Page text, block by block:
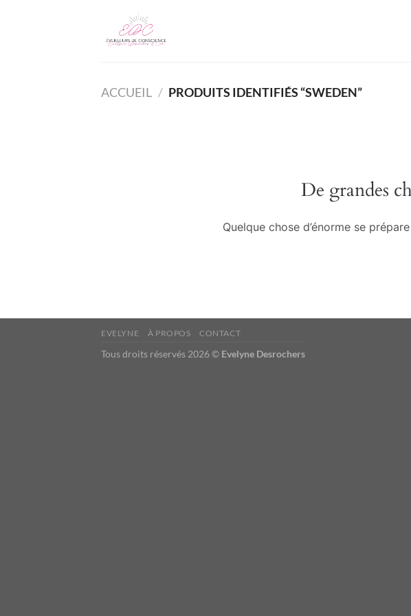
ACCUEIL / PRODUITS IDENTIFIÉS “SWEDEN”
De grandes
Quelque chose d’énorme se
EVELYNE À PROPOS CONTACT
Tous droits réservés 2026 © Evelyne Desrochers